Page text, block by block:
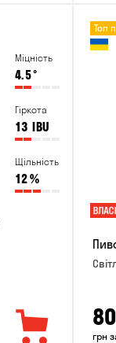
Міцність
4.5°
Гіркота
13 IBU
Щільність
12%
Топ
80
грн